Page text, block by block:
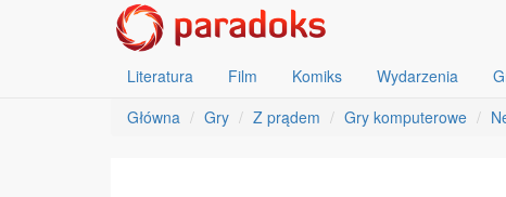
Literatura Film Komiks Wydarzenia
Główna
Gry Z prądem Gry komputerowe